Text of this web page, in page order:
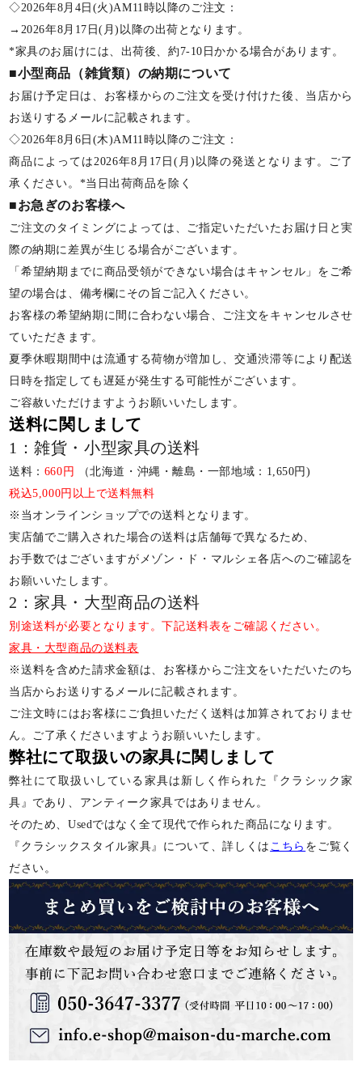
◇2026年8月4日(火)AM11時以降のご注文：
→2026年8月17日(月)以降の出荷となります。
*家具のお届けには、出荷後、約7-10日かかる場合があります。
■小型商品（雑貨類）の納期について
お届け予定日は、お客様からのご注文を受け付けた後、当店から
お送りするメールに記載されます。
◇2026年8月6日(木)AM11時以降のご注文：
商品によっては2026年8月17日(月)以降の発送となります。ご了
承ください。*当日出荷商品を除く
■お急ぎのお客様へ
ご注文のタイミングによっては、ご指定いただいたお届け日と実
際の納期に差異が生じる場合がございます。
「希望納期までに商品受領ができない場合はキャンセル」をご希
望の場合は、備考欄にその旨ご記入ください。
お客様の希望納期に間に合わない場合、ご注文をキャンセルさせ
ていただきます。
夏季休暇期間中は流通する荷物が増加し、交通渋滞等により配送
日時を指定しても遅延が発生する可能性がございます。
ご容赦いただけますようお願いいたします。
送料に関しまして
1：雑貨・小型家具の送料
送料： 660円
（北海道・沖縄・離島・一部地域：1,650円)
税込5,000円以上で送料無料
※当オンラインショップでの送料となります。
実店舗でご購入された場合の送料は店舗毎で異なるため、
お手数ではございますがメゾン・ド・マルシェ各店へのご確認を
お願いいたします。
2：家具・大型商品の送料
別途送料が必要となります。下記送料表をご確認ください。
家具・大型商品の送料表
※送料を含めた請求金額は、お客様からご注文をいただいたのち
当店からお送りするメールに記載されます。
ご注文時にはお客様にご負担いただく送料は加算されておりませ
ん。ご了承くださいますようお願いいたします。
弊社にて取扱いの家具に関しまして
弊社にて取扱いしている家具は新しく作られた『クラシック家
具』であり、アンティーク家具ではありません。
そのため、Usedではなく全て現代で作られた商品になります。
『クラシックスタイル家具』について、詳しくは こちら をご覧く
ださい。